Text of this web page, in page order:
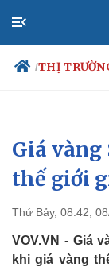
/THỊ
Chính trị
Đảng
Tổ chức nhân sự
Nhận diện sự thật
Giá vàng
thế giới
Thứ Bảy, 08:42,
VOV.VN - Giá
khi giá vàng